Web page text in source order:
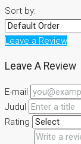
Sort by:
Leave a Review
Leave A Review
E-mail
Judul
Rating